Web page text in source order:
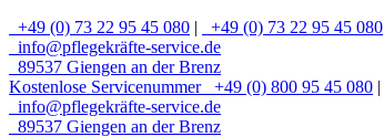
+49 (0) 73 22 95 45 080 |
+49 (0) 73 22 95 45 080
info@pflegekräfte-service.de
89537 Giengen an der Brenz
Kostenlose Servicenummer
+49 (0) 800 95 45 080 |
info@pflegekräfte-service.de
89537 Giengen an der Brenz